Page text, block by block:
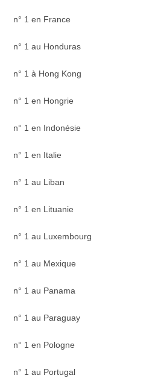
n° 1 en France
n° 1 au Honduras
n° 1 à Hong Kong
n° 1 en Hongrie
n° 1 en Indonésie
n° 1 en Italie
n° 1 au Liban
n° 1 en Lituanie
n° 1 au Luxembourg
n° 1 au Mexique
n° 1 au Panama
n° 1 au Paraguay
n° 1 en Pologne
n° 1 au Portugal